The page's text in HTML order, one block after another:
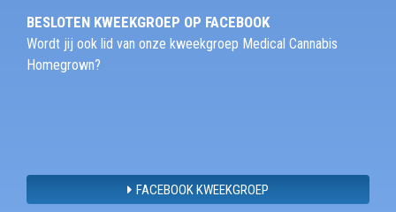
BESLOTEN KWEEKGROEP OP FACEBOOK
Wordt jij ook lid van onze kweekgroep Medical Cannabis
Homegrown?
FACEBOOK KWEEKGROEP